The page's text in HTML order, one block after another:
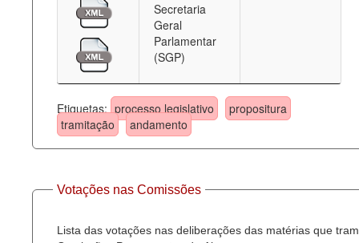
Secretaria
Geral
Parlamentar
(SGP)
Etiquetas: processo legislativo
propositura
tramitação
andamento
Votações nas Comissões
Lista das votações nas deliberações das matérias que